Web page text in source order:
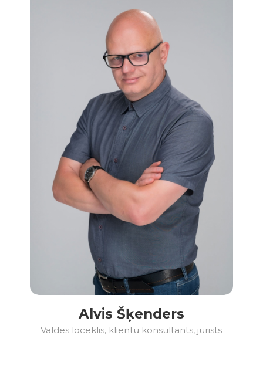
Alvis Šķenders
Valdes loceklis, klientu konsultants, jurists